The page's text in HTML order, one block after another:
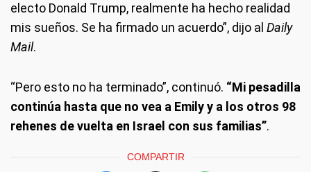
electo Donald Trump, realmente ha hecho realidad
mis sueños. Se ha firmado un acuerdo”, dijo al Daily
Mail.
“Pero esto no ha terminado”, continuó. “Mi pesadilla
continúa hasta que no vea a Emily y a los otros 98
rehenes de vuelta en Israel con sus familias”.
COMPARTIR